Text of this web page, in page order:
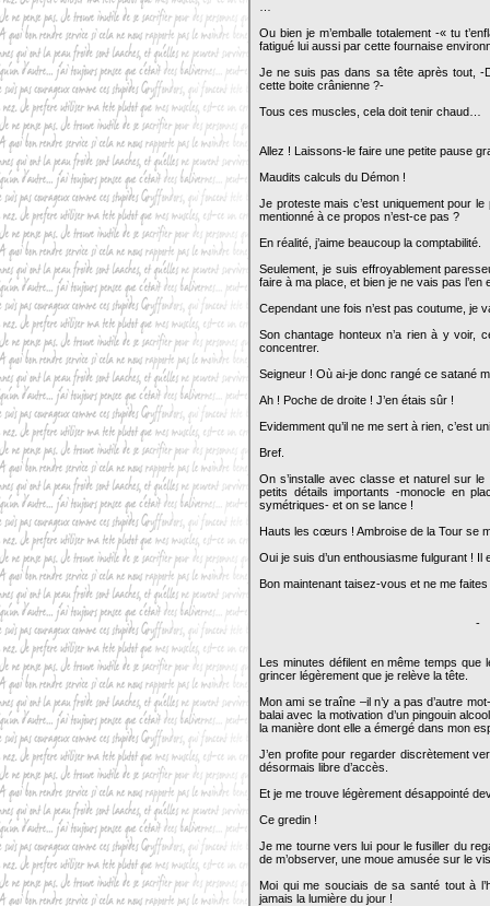
Ou bien je m’emballe totalement -« tu
fatigué lui aussi par cette fournaise
Je ne suis pas dans sa tête après tout, -
cette boite crânienne ?-
Tous ces muscles, cela doit tenir chaud…
Allez ! Laissons-le faire une petite pause
Maudits calculs du Démon !
Je proteste mais c’est uniquement pour
mentionné à ce propos n’est-ce pas ?
En réalité, j’aime beaucoup la comptabilité.
Seulement, je suis effroyablement
faire à ma place, et bien je ne vais pas l’en
Cependant une fois n’est pas coutume, je
Son chantage honteux n’a rien à y voir,
concentrer.
Seigneur ! Où ai-je donc rangé ce satané
Ah ! Poche de droite ! J’en étais sûr !
Evidemment qu’il ne me sert à rien, c’est
Bref.
On s’installe avec classe et naturel sur
petits détails importants -monocle en
symétriques- et on se lance !
Hauts les cœurs ! Ambroise de la Tour se
Oui je suis d’un enthousiasme fulgurant !
Bon maintenant taisez-vous et ne me
-
Les minutes défilent en même temps que
grincer légèrement que je relève la tête.
Mon ami se traîne –il n’y a pas d’autre
balai avec la motivation d’un pingouin
la manière dont elle a émergé dans mon
J’en profite pour regarder discrètement
désormais libre d’accès.
Et je me trouve légèrement désappointé
Ce gredin !
Je me tourne vers lui pour le fusiller du
de m’observer, une moue amusée sur le
Moi qui me souciais de sa santé tout à
jamais la lumière du jour !